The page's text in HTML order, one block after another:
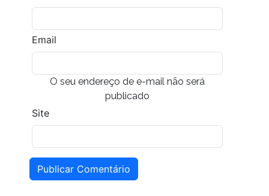
Email
O seu endereço de e-mail não será
publicado
Site
Publicar Comentário